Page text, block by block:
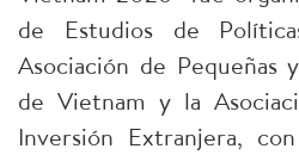
de Estudios de
Asociación de Pequeñas
de Vietnam y la
Inversión Extranjera,